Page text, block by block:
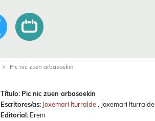
Pic nic zuen arbasoekin
Título: Pic nic zuen arbasoekin
Escritores/as: Joxemari Iturralde
, Joxemari Iturralde
Editorial: Erein